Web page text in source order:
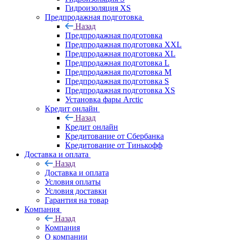
Гидроизоляция XS
Предпродажная подготовка
Назад
Предпродажная подготовка
Предпродажная подготовка XXL
Предпродажная подготовка XL
Предпродажная подготовка L
Предпродажная подготовка M
Предпродажная подготовка S
Предпродажная подготовка XS
Установка фары Arctic
Кредит онлайн
Назад
Кредит онлайн
Кредитование от Сбербанка
Кредитование от Тинькофф
Доставка и оплата
Назад
Доставка и оплата
Условия оплаты
Условия доставки
Гарантия на товар
Компания
Назад
Компания
О компании